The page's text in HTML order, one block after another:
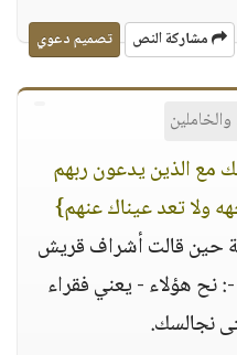
مشاركة النص تصميم دعوي
مع الذين يدعون ربهم
ولا تعد عيناك عنهم}
حين قالت أشراف قريش
نح هؤلاء - يعني فقراء
نجالسك.